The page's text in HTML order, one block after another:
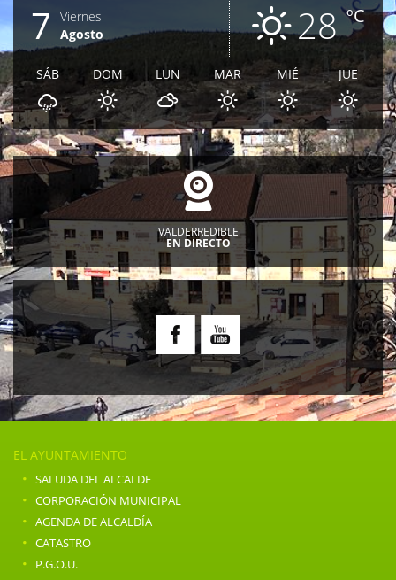
ºC
28
7
Viernes
Agosto
SÁB DOM LUN MAR MIÉ JUE
VALDERREDIBLE
EN DIRECTO
EL AYUNTAMIENTO
· SALUDA DEL ALCALDE
· CORPORACIÓN MUNICIPAL
· AGENDA DE ALCALDÍA
· CATASTRO
· P.G.O.U.